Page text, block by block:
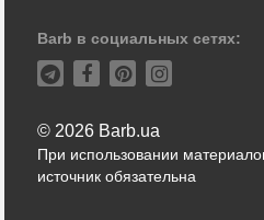
Barb в социальных сетях:
© 2026 Barb.ua
При использовании
источник обязательна